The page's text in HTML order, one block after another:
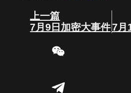
Prev
上一篇
7月9日加密大事件